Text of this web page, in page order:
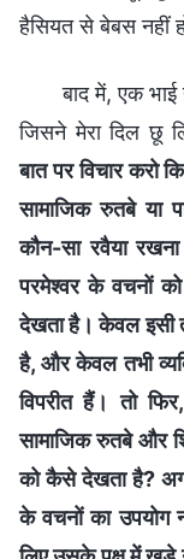
हैसियत से बेबस नहीं
बाद में, एक
जिसने मेरा दिल छू
बात पर विचार करो
सामाजिक रुतबे या
कौन-सा रवैया
परमेश्वर के वचनों
देखता है। केवल इसी
है, और केवल तभी
विपरीत हैं। तो
सामाजिक रुतबे और
को कैसे देखता है?
के वचनों का